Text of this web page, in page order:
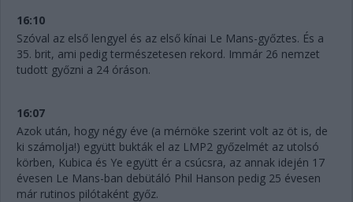
16:10
Szóval az első lengyel és az első kínai Le Mans-győztes. És a
35. brit, ami pedig természetesen rekord. Immár 26 nemzet
tudott győzni a 24 óráson.
16:07
Azok után, hogy négy éve (a mérnöke szerint volt az öt is, de
ki számolja!) együtt bukták el az LMP2 győzelmét az utolsó
körben, Kubica és Ye együtt ér a csúcsra, az annak idején 17
évesen Le Mans-ban debütáló Phil Hanson pedig 25 évesen
már rutinos pilótaként győz.